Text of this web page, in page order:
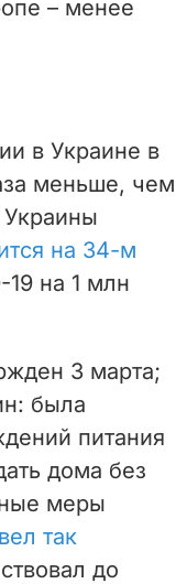
– менее
в Украине в
меньше, чем
на 34-м
19 на 1 млн
3 марта;
была
питания
дома без
меры
так
до